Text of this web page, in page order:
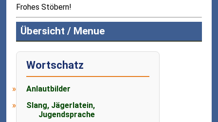
Frohes Stöbern!
Übersicht / Menue
Wortschatz
Anlautbilder
Slang, Jägerlatein,
Jugendsprache